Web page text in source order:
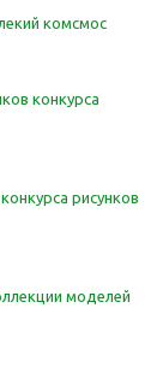
комсмос
конкурса
рисунков
моделей